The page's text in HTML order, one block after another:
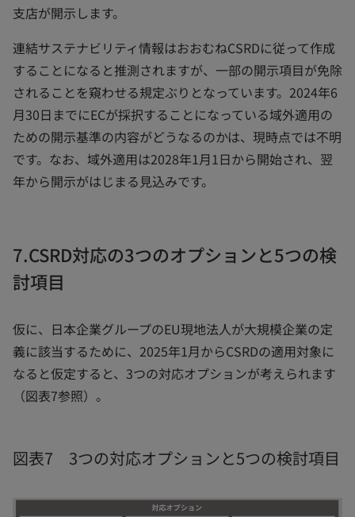
支店が開示します。
連結サステナビリティ情報はおおむねCSRDに従って作成
することになると推測されますが、一部の開示項目が免除
されることを窺わせる規定ぶりとなっています。2024年6
月30日までにECが採択することになっている域外適用の
ための開示基準の内容がどうなるのかは、現時点では不明
です。なお、域外適用は2028年1月1日から開始され、翌
年から開示がはじまる見込みです。
7.CSRD対応の3つのオプションと5つの検
討項目
仮に、日本企業グループのEU現地法人が大規模企業の定
義に該当するために、2025年1月からCSRDの適用対象に
なると仮定すると、3つの対応オプションが考えられます
（図表7参照）。
図表7 3つの対応オプションと5つの検討項目